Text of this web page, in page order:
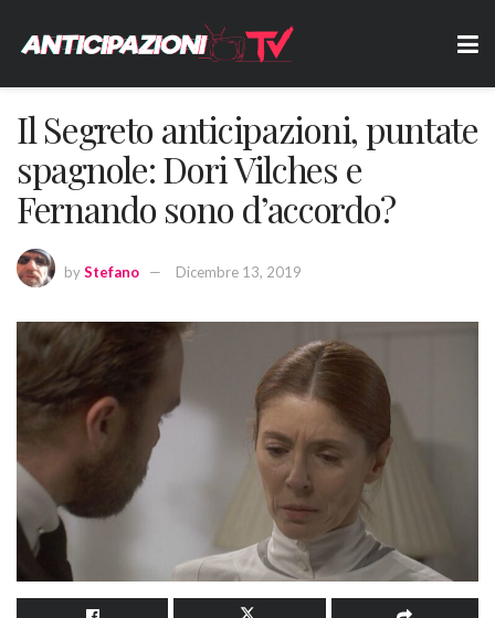
Il Segreto anticipazioni, puntate
spagnole: Dori Vilches e
Fernando sono d’accordo?
byStefano Dicembre 13, 2019